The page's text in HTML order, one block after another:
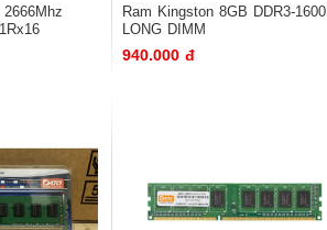
Ram Kingston 8GB DDR3-1600
LONG DIMM
940.000 đ